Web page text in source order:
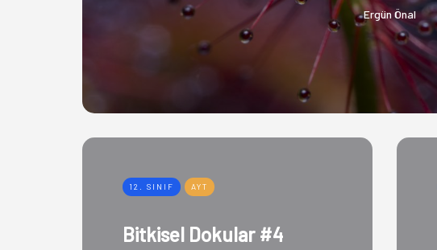
Ergün Önal
12. SINIF AYT
Bitkisel Dokular #4